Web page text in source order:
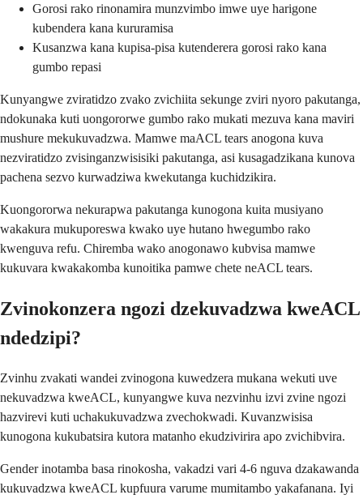
Gorosi rako rinonamira munzvimbo imwe uye harigone
kubendera kana kururamisa
Kusanzwa kana kupisa-pisa kutenderera gorosi rako kana
gumbo repasi
Kunyangwe zviratidzo zvako zvichiita sekunge zviri nyoro pakutanga,
ndokunaka kuti uongororwe gumbo rako mukati mezuva kana maviri
mushure mekukuvadzwa. Mamwe maACL tears anogona kuva
nezviratidzo zvisinganzwisisiki pakutanga, asi kusagadzikana kunova
pachena sezvo kurwadziwa kwekutanga kuchidzikira.
Kuongororwa nekurapwa pakutanga kunogona kuita musiyano
wakakura mukuporeswa kwako uye hutano hwegumbo rako
kwenguva refu. Chiremba wako anogonawo kubvisa mamwe
kukuvara kwakakomba kunoitika pamwe chete neACL tears.
Zvinokonzera ngozi dzekuvadzwa kweACL
ndedzipi?
Zvinhu zvakati wandei zvinogona kuwedzera mukana wekuti uve
nekuvadzwa kweACL, kunyangwe kuva nezvinhu izvi zvine ngozi
hazvirevi kuti uchakukuvadzwa zvechokwadi. Kuvanzwisisa
kunogona kukubatsira kutora matanho ekudzivirira apo zvichibvira.
Gender inotamba basa rinokosha, vakadzi vari 4-6 nguva dzakawanda
kukuvadzwa kweACL kupfuura varume mumitambo yakafanana. Iyi